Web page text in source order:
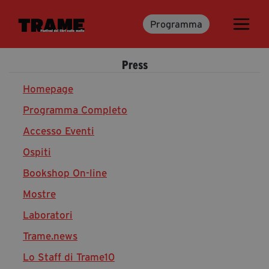
Programma
Trame.15
Libri
Media & Press
News & Kit
Accrediti Stampa
Cartella Stampa
Rassegna Stampa
Partecipa
Press
Homepage
Programma Completo
Accesso Eventi
Ospiti
Bookshop On-line
Mostre
Laboratori
Trame.news
Lo Staff di Trame10